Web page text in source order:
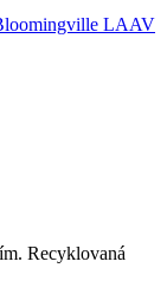
Recyklovaná